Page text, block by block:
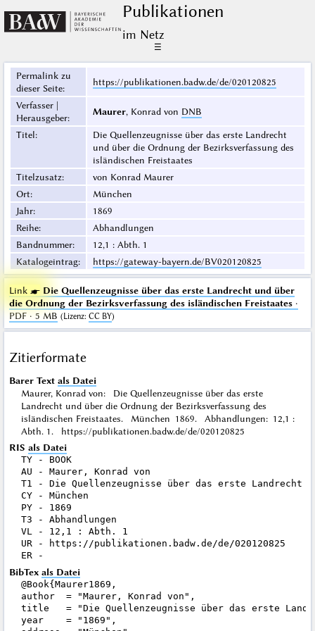
Publikationen
im Netz
☰
Permalink zu
dieser Seite:
https://publikationen.badw.de/de/020120825
Verfasser |
Herausgeber:
Maurer, Konrad von DNB
Titel:
Die Quellenzeugnisse über das erste Landrecht
und über die Ordnung der Bezirksverfassung des
isländischen Freistaates
Titelzusatz:
von Konrad Maurer
Ort:
München
Jahr:
1869
Reihe:
Abhandlungen
Bandnummer:
12,1 : Abth. 1
Katalogeintrag: https://gateway-bayern.de/BV020120825
Link ☛ Die Quellenzeugnisse über das erste Landrecht und über
die Ordnung der Bezirksverfassung des isländischen Freistaates·
PDF · 5 MB (Lizenz: CC BY)
Zitierformate
Barer Text als Datei
Maurer, Konrad von: Die Quellenzeugnisse über das erste
Landrecht und über die Ordnung der Bezirksverfassung des
isländischen Freistaates. München 1869. Abhandlungen: 12,1 :
Abth. 1. https://publikationen.badw.de/de/020120825
RIS als Datei
TY - BOOK
AU - Maurer, Konrad von
T1 - Die Quellenzeugnisse über das erste Landrecht
CY - München
PY - 1869
T3 - Abhandlungen
VL - 12,1 : Abth. 1
UR - https://publikationen.badw.de/de/020120825
BibTex als Datei
@Book{Maurer1869,
author  = "Maurer, Konrad von",
title   = "Die Quellenzeugnisse über das erste
year    = "1869",